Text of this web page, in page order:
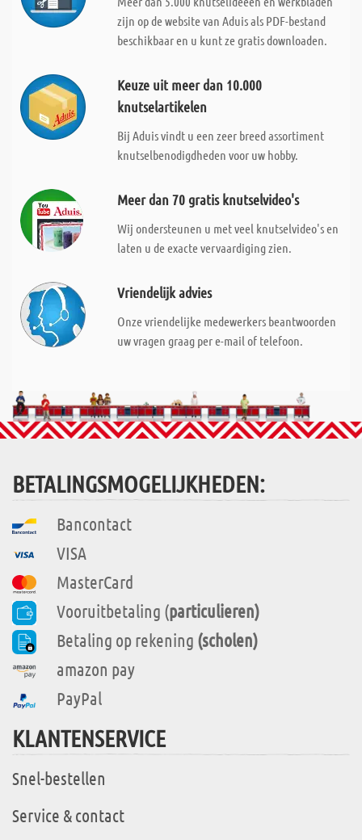
zijn op de website van Aduis als PDF-bestand
beschikbaar en u kunt ze gratis downloaden.
Keuze uit meer dan 10.000
knutselartikelen
Bij Aduis vindt u een zeer breed assortiment
knutselbenodigdheden voor uw hobby.
Meer dan 70 gratis knutselvideo's
Wij ondersteunen u met veel knutselvideo's en
laten u de exacte vervaardiging zien.
Vriendelijk advies
Onze vriendelijke medewerkers beantwoorden
uw vragen graag per e-mail of telefoon.
BETALINGSMOGELIJKHEDEN:
Bancontact
VISA
MasterCard
Vooruitbetaling (particulieren)
Betaling op rekening (scholen)
amazon pay
PayPal
KLANTENSERVICE
Snel-bestellen
Service & contact